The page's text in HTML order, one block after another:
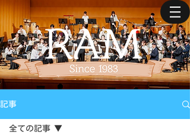
記事
全ての記事